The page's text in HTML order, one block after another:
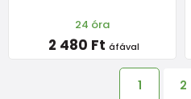
24 óra
2 480 Ft áfával
1 2